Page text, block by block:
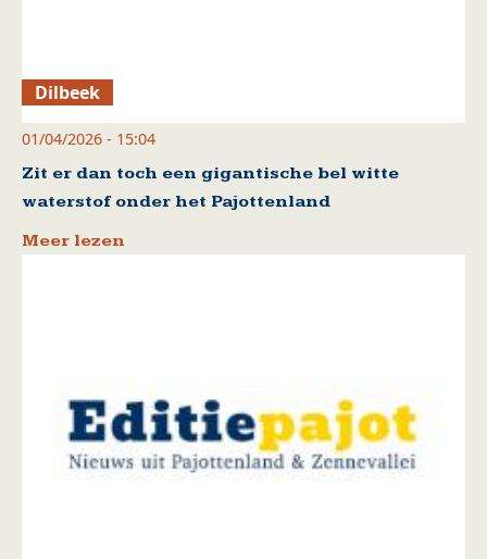
Dilbeek
01/04/2026 - 15:04
Zit er dan toch een gigantische bel witte
waterstof onder het Pajottenland
Meer lezen